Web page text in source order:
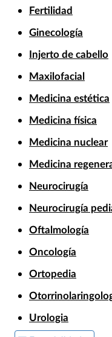
Fertilidad
Ginecología
Injerto de cabello
Maxilofacial
Medicina estética
Medicina física
Medicina nuclear
Medicina
Neurocirugía
Neurocirugía
Oftalmología
Oncología
Ortopedia
Urologia